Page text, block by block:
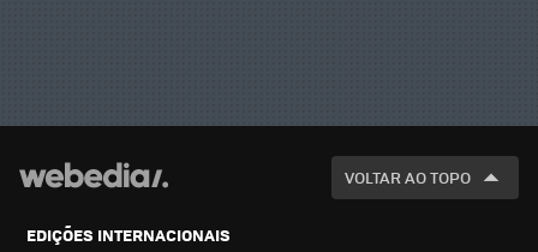
VOLTAR AO TOPO
EDIÇÕES INTERNACIONAIS